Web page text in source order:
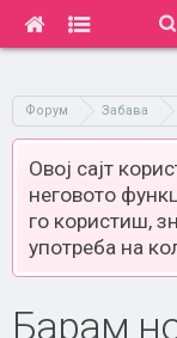
Форум Забава
Овој сајт
неговото
го користиш,
употреба на
Барам